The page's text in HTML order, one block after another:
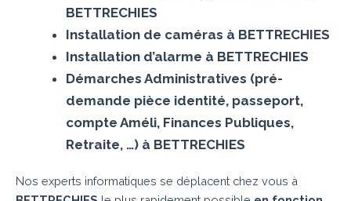
BETTRECHIES
Installation de caméras à BETTRECHIES
Installation d’alarme à BETTRECHIES
Démarches Administratives (pré-
demande pièce identité, passeport,
compte Améli, Finances Publiques,
Retraite, …) à BETTRECHIES
Nos experts informatiques se déplacent chez vous à